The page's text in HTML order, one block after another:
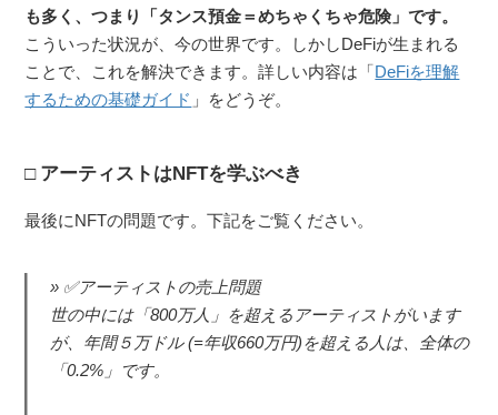
も多く、つまり「タンス預金＝めちゃくちゃ危険」です。
こういった状況が、今の世界です。しかしDeFiが生まれる
ことで、これを解決できます。詳しい内容は「DeFiを理解
するための基礎ガイド 」をどうぞ。
アーティストはNFTを学ぶべき
最後にNFTの問題です。下記をご覧ください。
✅アーティストの売上問題
世の中には「800万人」を超えるアーティストがいます
が、年間５万ドル (=年収660万円)を超える人は、全体の
「0.2%」です。